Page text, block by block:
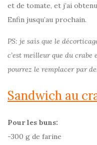
et de tomate, et j’ai
Enfin jusqu’au prochain.
PS: je sais que le
c’est meilleur que du crabe
pourrez le remplacer par
Sandwich au
Pour les buns:
-300 g de farine